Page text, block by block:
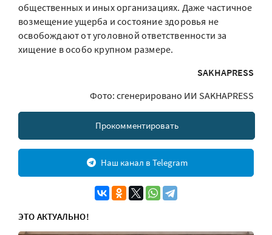
общественных и иных организациях. Даже частичное
возмещение ущерба и состояние здоровья не
освобождают от уголовной ответственности за
хищение в особо крупном размере.
SAKHAPRESS
Фото: сгенерировано ИИ SAKHAPRESS
Прокомментировать
Наш канал в Telegram
ЭТО АКТУАЛЬНО!